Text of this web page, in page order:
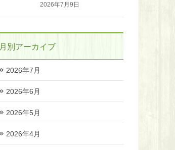
2026年7月9日
月別アーカイブ
2026年7月
2026年6月
2026年5月
2026年4月